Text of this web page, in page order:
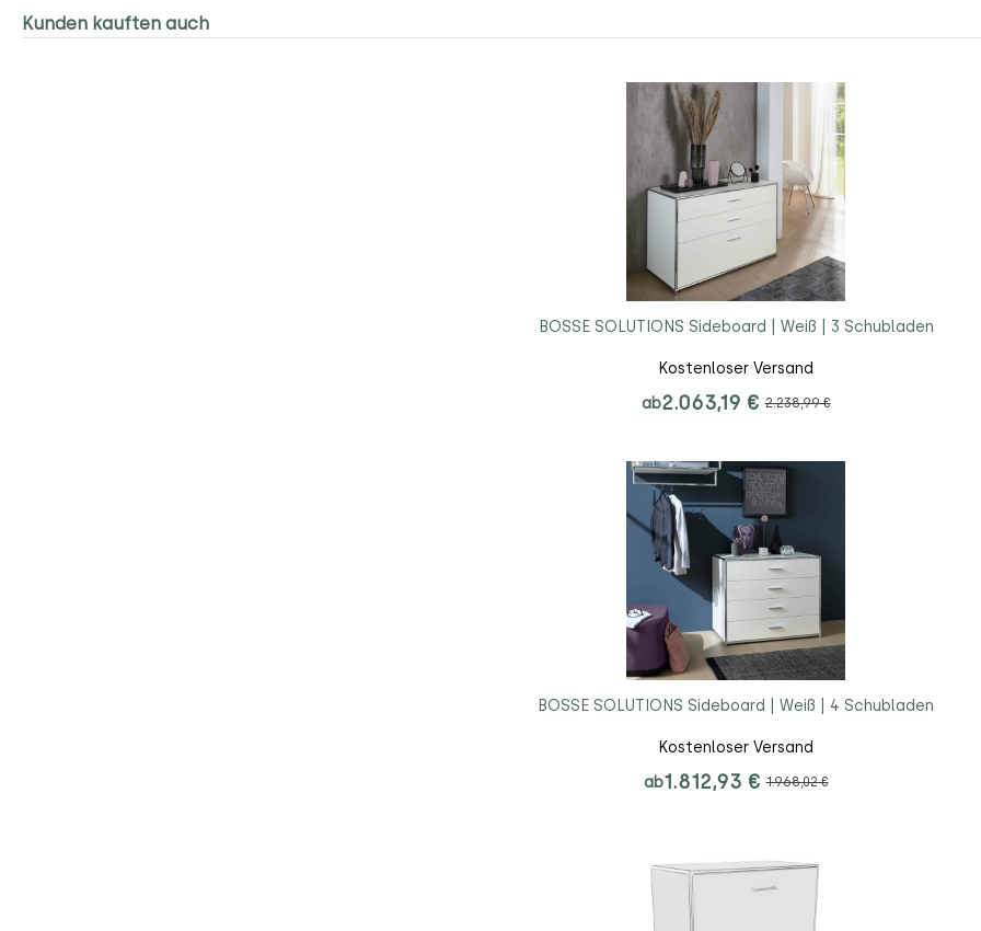
Kunden kauften auch
BOSSE SOLUTIONS Sideboard | Weiß | 3 Schubladen
Kostenloser Versand
ab2.063,19 € 2.238,99 €
BOSSE SOLUTIONS Sideboard | Weiß | 4 Schubladen
Kostenloser Versand
ab1.812,93 € 1.968,02 €